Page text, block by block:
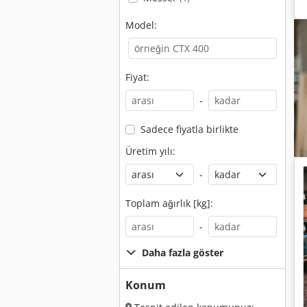
Model:
Fiyat:
-
Sadece fiyatla birlikte
Üretim yılı:
-
Toplam ağırlık [kg]:
-
Daha fazla göster
Konum